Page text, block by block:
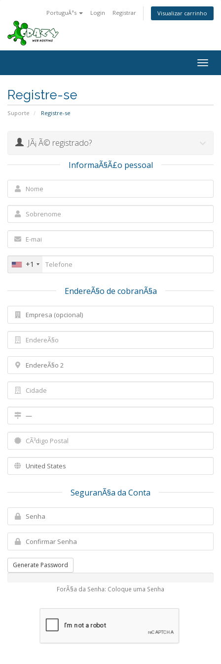
PortuguÃªs Login Registrar Visualizar carrinho
Registre-se
Suporte Registre-se
JÃ¡ Ã© registrado?
InformaÃ§Ã£o pessoal
+1
EndereÃ§o de cobranÃ§a
SeguranÃ§a da Conta
Generate Password
ForÃ§a da Senha: Coloque uma Senha